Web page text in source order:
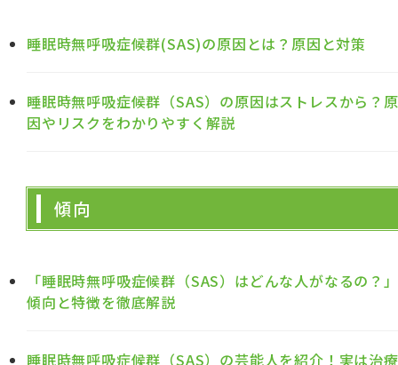
睡眠時無呼吸症候群(SAS)の原因とは？原因と対策
睡眠時無呼吸症候群（SAS）の原因はストレスから？原
因やリスクをわかりやすく解説
傾向
「睡眠時無呼吸症候群（SAS）はどんな人がなるの？」
傾向と特徴を徹底解説
睡眠時無呼吸症候群（SAS）の芸能人を紹介！実は治療